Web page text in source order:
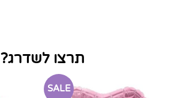
תרצו לשדרג?
SALE